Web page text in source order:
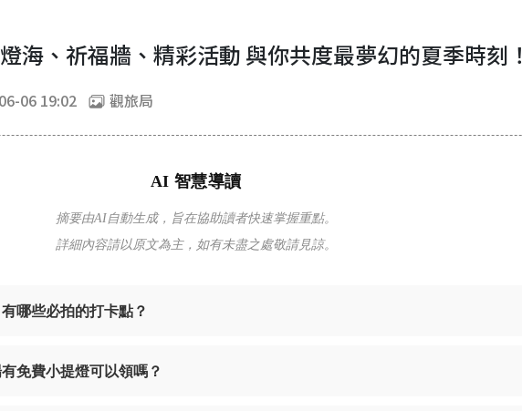
海、祈福牆、精彩活動 與你共度最夢幻的夏季時刻！
06 19:02 觀旅局
AI 智慧導讀
摘要由AI自動生成，旨在協助讀者快速掌握重點。
詳細內容請以原文為主，如有未盡之處敬請見諒。
哪些必拍的打卡點？
免費小提燈可以領嗎？